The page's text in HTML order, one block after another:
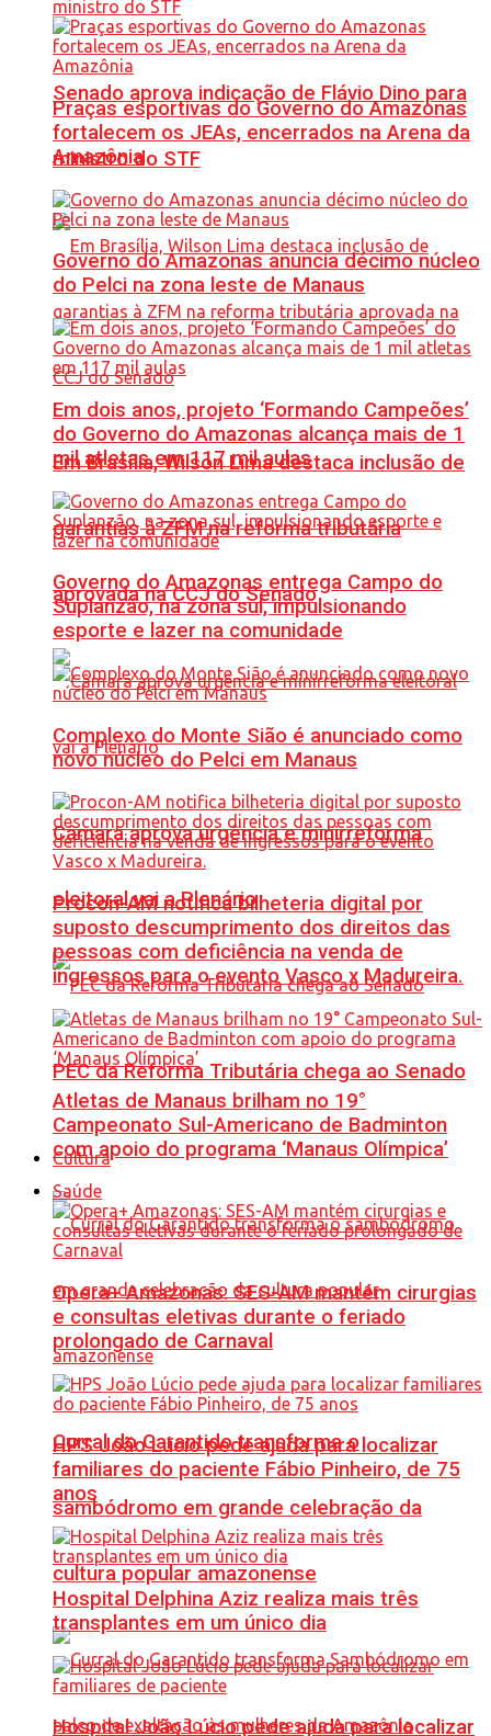
Senado aprova indicação de Flávio Dino para
ministro do STF
Em Brasília, Wilson Lima destaca inclusão de
garantias à ZFM na reforma tributária
aprovada na CCJ do Senado
Câmara aprova urgência e minirreforma
eleitoral vai a Plenário
PEC da Reforma Tributária chega ao Senado
Cultura
Curral do Garantido transforma o
sambódromo em grande celebração da
cultura popular amazonense
Praças esportivas do Governo do Amazonas
fortalecem os JEAs, encerrados na Arena da
Amazônia
Governo do Amazonas anuncia décimo núcleo
do Pelci na zona leste de Manaus
Em dois anos, projeto ‘Formando Campeões’
do Governo do Amazonas alcança mais de 1
mil atletas em 117 mil aulas
Governo do Amazonas entrega Campo do
Suplanzão, na zona sul, impulsionando
esporte e lazer na comunidade
Complexo do Monte Sião é anunciado como
novo núcleo do Pelci em Manaus
Procon-AM notifica bilheteria digital por
suposto descumprimento dos direitos das
pessoas com deficiência na venda de
ingressos para o evento Vasco x Madureira.
Atletas de Manaus brilham no 19°
Campeonato Sul-Americano de Badminton
com apoio do programa ‘Manaus Olímpica’
Saúde
Opera+ Amazonas: SES-AM mantém cirurgias
e consultas eletivas durante o feriado
prolongado de Carnaval
HPS João Lúcio pede ajuda para localizar
familiares do paciente Fábio Pinheiro, de 75
anos
Hospital Delphina Aziz realiza mais três
transplantes em um único dia
Hospital João Lúcio pede ajuda para localizar